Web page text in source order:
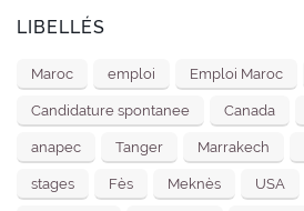
LIBELLÉS
Maroc emploi Emploi Maroc
Candidature spontanee Canada
anapec Tanger Marrakech
stages Fès Meknès USA